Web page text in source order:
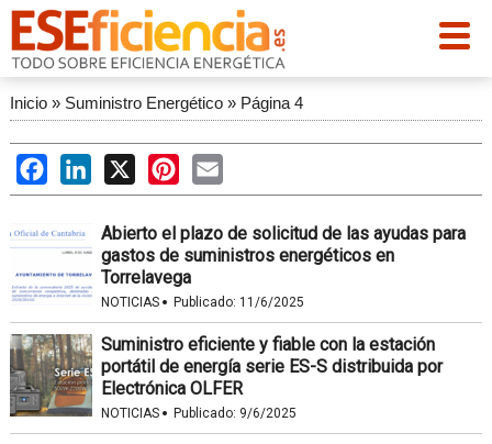
Inicio» Suministro Energético» Página 4
FacebookLinkedIn
X PinterestEmail
Abierto el plazo de solicitud de las ayudas para
gastos de suministros energéticos en
Torrelavega
NOTICIAS · Publicado: 11/6/2025
Suministro eficiente y fiable con la estación
portátil de energía serie ES-S distribuida por
Electrónica OLFER
NOTICIAS · Publicado: 9/6/2025